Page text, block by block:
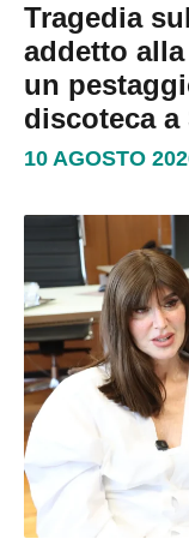
Tragedia
addetto
un
discoteca
10 AGOSTO